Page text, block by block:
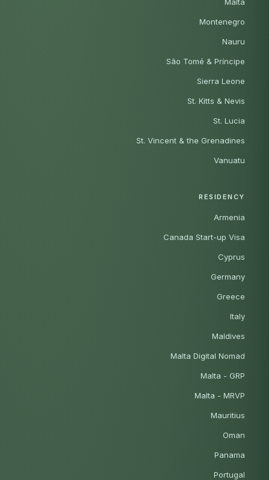
Malta
Montenegro
Nauru
São Tomé & Príncipe
Sierra Leone
St. Kitts & Nevis
St. Lucia
St. Vincent & the Grenadines
Vanuatu
RESIDENCY
Armenia
Canada Start-up Visa
Cyprus
Germany
Greece
Italy
Maldives
Malta Digital Nomad
Malta - GRP
Malta - MRVP
Mauritius
Oman
Panama
Portugal